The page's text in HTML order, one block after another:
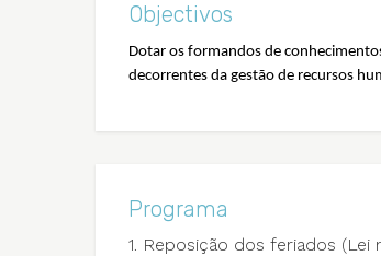
Objectivos
Dotar os formandos de
decorrentes da gestão de recursos
Programa
1. Reposição dos feriados (Lei